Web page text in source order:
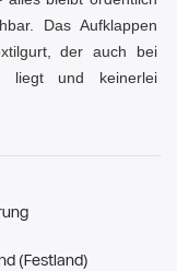
Das Aufklappen
der auch bei
liegt und keinerlei
(Festland)